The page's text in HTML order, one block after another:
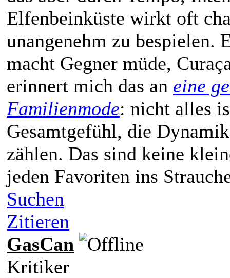
Elfenbeinküste wirkt oft
unangenehm zu bespielen.
macht Gegner müde,
erinnert mich das an eine
Familienmode: nicht alles
Gesamtgefühl, die
zählen. Das sind keine
jeden Favoriten ins
Suchen
Zitieren
GasCan
Kritiker